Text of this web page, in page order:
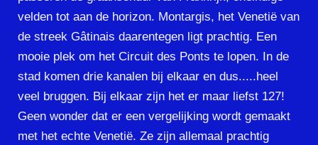
velden tot aan de horizon. Montargis, het Venetië van
de streek Gâtinais daarentegen ligt prachtig. Een
mooie plek om het Circuit des Ponts te lopen. In de
stad komen drie kanalen bij elkaar en dus.....heel
veel bruggen. Bij elkaar zijn het er maar liefst 127!
Geen wonder dat er een vergelijking wordt gemaakt
met het echte Venetië. Ze zijn allemaal prachtig